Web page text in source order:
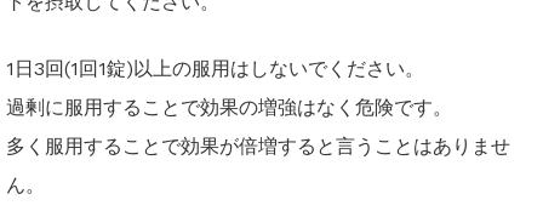
1日3回(1回1錠)以上の服用はしないでください。
過剰に服用することで効果の増強はなく危険です。
多く服用することで効果が倍増すると言うことはありませ
ん。